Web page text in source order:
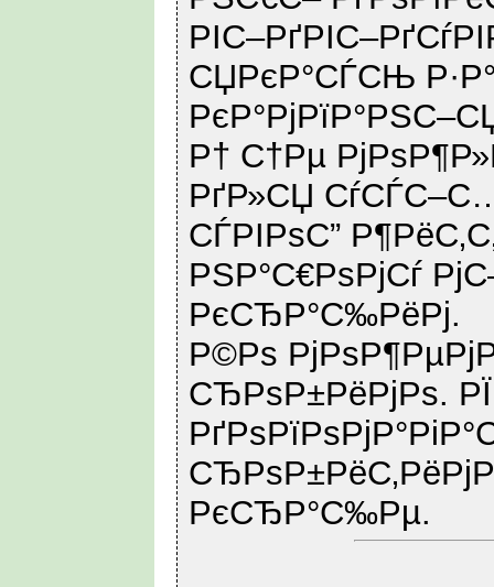
СЏРєР°СЃСЊ
Р† С†Рµ
РґР»СЏ
СЃРІРѕС”
РЅР°С€РѕРјСѓ
РєСЂР°С‰РёРј.
Р©Рѕ
СЂРѕР±РёРјРѕ.
РєСЂР°С‰Рµ.